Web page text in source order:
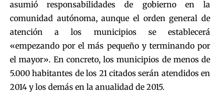
asumió responsabilidades de gobierno en la
comunidad autónoma, aunque el orden general de
atención a los municipios se establecerá
«empezando por el más pequeño y terminando por
el mayor». En concreto, los municipios de menos de
5.000 habitantes de los 21 citados serán atendidos en
2014 y los demás en la anualidad de 2015.